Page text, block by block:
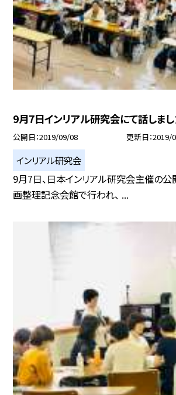
9月7日インリアル研究会にて話しま
公開日 2019/09/08 更新日 2019/
インリアル研究会
9月7日、日本インリアル研究会主催の
画整理記念会館で行われ、 ...